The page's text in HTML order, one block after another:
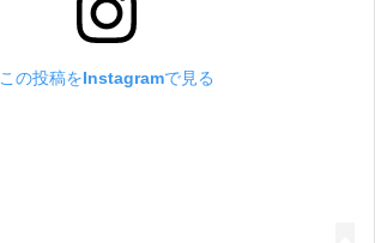
この投稿をInstagramで見る